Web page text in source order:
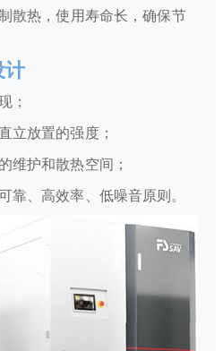
散热，使用寿命长，确保节
计
；
立放置的强度；
维护和散热空间；
靠、高效率、低噪音原则。